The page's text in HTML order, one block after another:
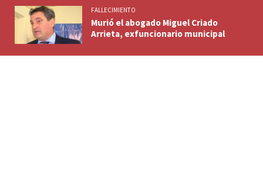
FALLECIMIENTO
Murió el abogado Miguel Criado
Arrieta, exfuncionario municipal